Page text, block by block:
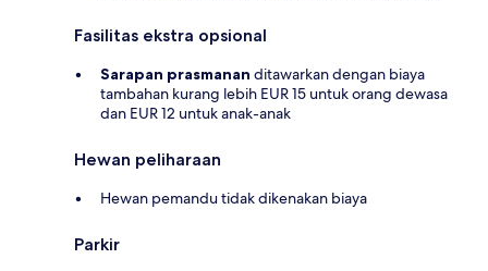
Fasilitas ekstra opsional
Sarapan prasmanan ditawarkan dengan biaya
tambahan kurang lebih EUR 15 untuk orang dewasa
dan EUR 12 untuk anak-anak
Hewan peliharaan
Hewan pemandu tidak dikenakan biaya
Parkir